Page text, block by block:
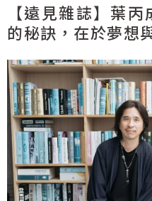
【遠見雜誌】葉
的秘訣，在於夢想